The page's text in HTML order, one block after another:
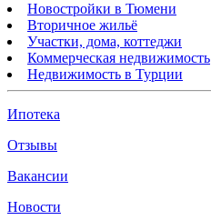
Новостройки в Тюмени
Вторичное жильё
Участки, дома, коттеджи
Коммерческая недвижимость
Недвижимость в Турции
Ипотека
Отзывы
Вакансии
Новости